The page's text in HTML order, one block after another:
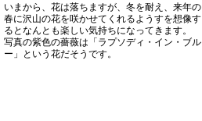
いまから、花は落ちますが、冬を耐え、来年の
春に沢山の花を咲かせてくれるようすを想像す
るとなんとも楽しい気持ちになってきます。
写真の紫色の薔薇は「ラプソディ・イン・ブル
ー」という花だそうです。